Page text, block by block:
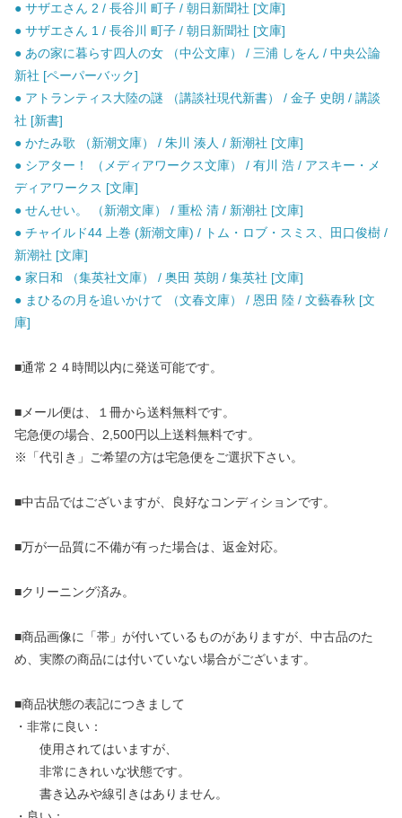
● サザエさん 2 / 長谷川 町子 / 朝日新聞社 [文庫]
● サザエさん 1 / 長谷川 町子 / 朝日新聞社 [文庫]
● あの家に暮らす四人の女 （中公文庫） / 三浦 しをん / 中央公論
新社 [ペーパーバック]
● アトランティス大陸の謎 （講談社現代新書） / 金子 史朗 / 講談
社 [新書]
● かたみ歌 （新潮文庫） / 朱川 湊人 / 新潮社 [文庫]
● シアター！ （メディアワークス文庫） / 有川 浩 / アスキー・メ
ディアワークス [文庫]
● せんせい。 （新潮文庫） / 重松 清 / 新潮社 [文庫]
● チャイルド44 上巻 (新潮文庫) / トム・ロブ・スミス、田口俊樹 /
新潮社 [文庫]
● 家日和 （集英社文庫） / 奥田 英朗 / 集英社 [文庫]
● まひるの月を追いかけて （文春文庫） / 恩田 陸 / 文藝春秋 [文
庫]
■通常２４時間以内に発送可能です。
■メール便は、１冊から送料無料です。
宅急便の場合、2,500円以上送料無料です。
※「代引き」ご希望の方は宅急便をご選択下さい。
■中古品ではございますが、良好なコンディションです。
■万が一品質に不備が有った場合は、返金対応。
■クリーニング済み。
■商品画像に「帯」が付いているものがありますが、中古品のた
め、実際の商品には付いていない場合がございます。
■商品状態の表記につきまして
・非常に良い：
使用されてはいますが、
非常にきれいな状態です。
書き込みや線引きはありません。